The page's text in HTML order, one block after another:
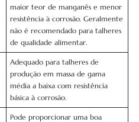
maior teor de manganês e menor
resistência à corrosão. Geralmente
não é recomendado para talheres
de qualidade alimentar.
Adequado para talheres de
produção em massa de gama
média a baixa com resistência
básica à corrosão.
Pode proporcionar uma boa